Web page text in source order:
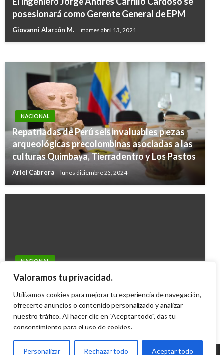
Valoramos tu privacidad.
Utilizamos cookies para mejorar tu experiencia de navegación,
ofrecerte anuncios o contenido personalizado y analizar
nuestro tráfico. Al hacer clic en "Aceptar todo", das tu
consentimiento para el uso de cookies.
Personalizar Rechazar todo Aceptar todo
posesionará como Gerente General de EPM
Giovanni Alarcón M. martes abril 13, 2021
este sábado se pongan al día con esquema de
NACIONAL
Repatriadas de Perú seis invaluables piezas
arqueológicas precolombinas asociadas a las
culturas Quimbaya, Tierradentro y Los Pastos
Ariel Cabrera lunes diciembre 23, 2024
NACIONAL
Presidente Santos sancionó la Ley de Primer
Mario Murcia miércoles diciembre 29, 2010